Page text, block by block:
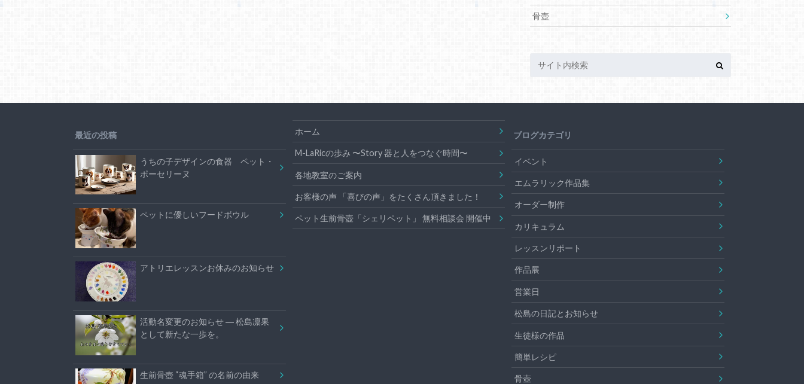
骨壺
最近の投稿
うちの子デザインの食器 ペット・
ポーセリーヌ
ペットに優しいフードボウル
アトリエレッスンお休みのお知らせ
活動名変更のお知らせ ― 松島凛果
として新たな一歩を。
生前骨壺 “魂手箱” の名前の由来
ホーム
M-LaRicの歩み 〜Story 器と人をつなぐ時間〜
各地教室のご案内
お客様の声 「喜びの声」をたくさん頂きました！
ペット生前骨壺「シェリペット」 無料相談会 開催中
ブログカテゴリ
イベント
エムラリック作品集
オーダー制作
カリキュラム
レッスンリポート
作品展
営業日
松島の日記とお知らせ
生徒様の作品
簡単レシピ
骨壺